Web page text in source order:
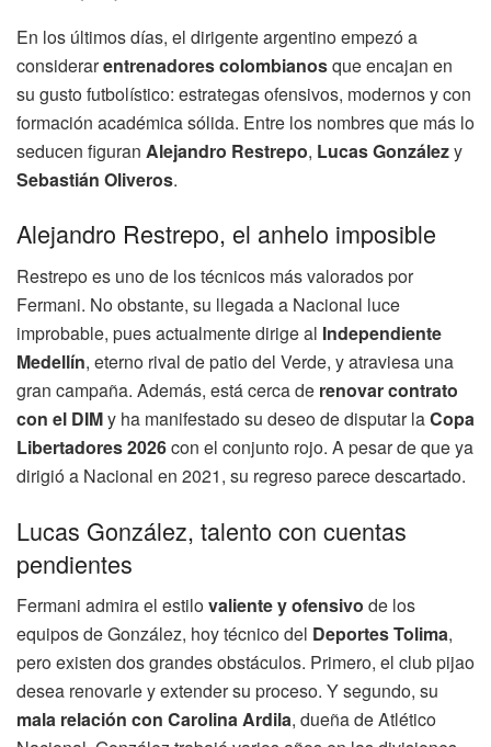
En los últimos días, el dirigente argentino empezó a
considerarentrenadores colombianosque encajan en
su gusto futbolístico: estrategas ofensivos, modernos y con
formación académica sólida. Entre los nombres que más lo
seducen figuran Alejandro Restrepo, Lucas Gonzálezy
Sebastián Oliveros.
Alejandro Restrepo, el anhelo imposible
Restrepo es uno de los técnicos más valorados por
Fermani. No obstante, su llegada a Nacional luce
improbable, pues actualmente dirige al Independiente
Medellín, eterno rival de patio del Verde, y atraviesa una
gran campaña. Además, está cerca de renovar contrato
con el DIMy ha manifestado su deseo de disputar laCopa
Libertadores 2026con el conjunto rojo. A pesar de que ya
dirigió a Nacional en 2021, su regreso parece descartado.
Lucas González, talento con cuentas
pendientes
Fermani admira el estilovaliente y ofensivo de los
equipos de González, hoy técnico del Deportes Tolima,
pero existen dos grandes obstáculos. Primero, el club pijao
desea renovarle y extender su proceso. Y segundo, su
mala relación con Carolina Ardila, dueña de Atlético